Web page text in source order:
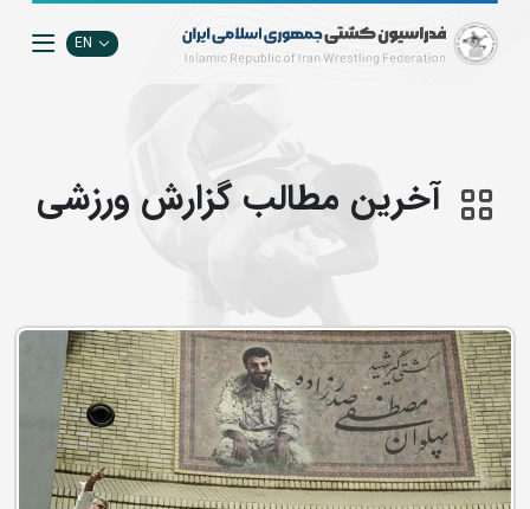
EN
آخرین مطالب گزارش ورزشی